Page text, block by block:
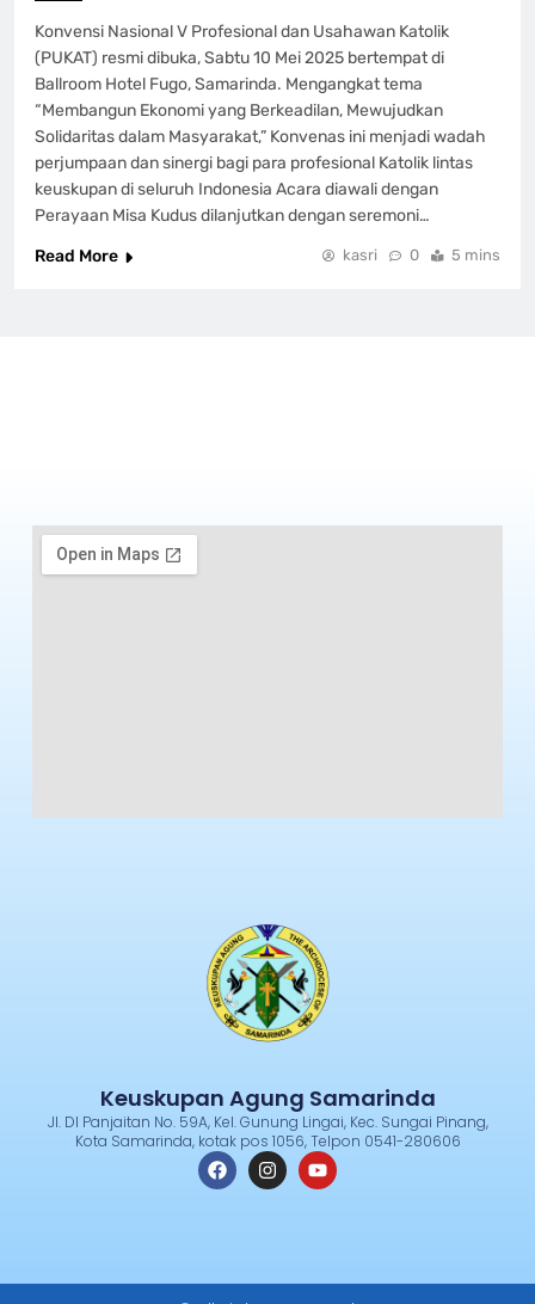
Konvensi Nasional V Profesional dan Usahawan Katolik
(PUKAT) resmi dibuka, Sabtu 10 Mei 2025 bertempat di
Ballroom Hotel Fugo, Samarinda. Mengangkat tema
“Membangun Ekonomi yang Berkeadilan, Mewujudkan
Solidaritas dalam Masyarakat,” Konvenas ini menjadi wadah
perjumpaan dan sinergi bagi para profesional Katolik lintas
keuskupan di seluruh Indonesia Acara diawali dengan
Perayaan Misa Kudus dilanjutkan dengan seremoni…
Read More
kasri 0 5 mins
Keuskupan Agung Samarinda
Jl. DI Panjaitan No. 59A, Kel. Gunung Lingai, Kec. Sungai Pinang,
Kota Samarinda, kotak pos 1056, Telpon 0541-280606